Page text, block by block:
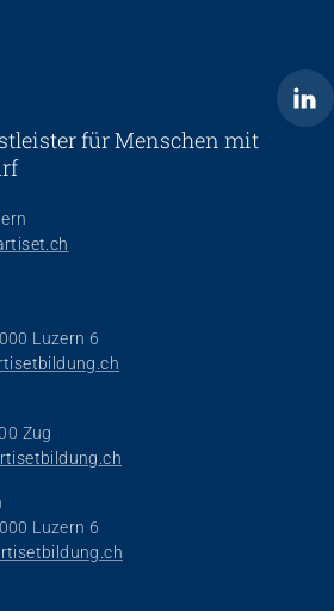
für Menschen mit
Luzern 6
Zug
Luzern 6